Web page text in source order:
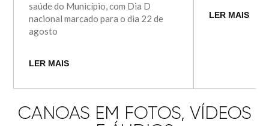
saúde do Município, com Dia D
nacional marcado para o dia 22 de
agosto
LER MAIS
LER MAIS
CANOAS EM FOTOS, VÍDEOS